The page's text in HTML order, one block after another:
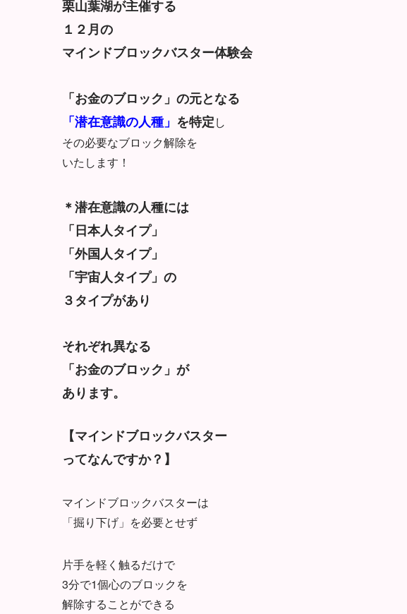
栗山葉湖が主催する
１２月の
マインドブロックバスター体験会
「お金のブロック」の元となる
「潜在意識の人種」 を特定し
その必要なブロック解除を
いたします！
＊潜在意識の人種には
「日本人タイプ」
「外国人タイプ」
「宇宙人タイプ」の
３タイプがあり
それぞれ異なる
「お金のブロック」が
あります。
【マインドブロックバスター
ってなんですか？】
マインドブロックバスターは
「掘り下げ」を必要とせず
片手を軽く触るだけで
3分で1個心のブロックを
解除することができる